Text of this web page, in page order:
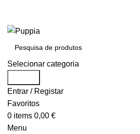
Selecionar categoria
Entrar / Registar
Favoritos
0 items 0,00 €
Menu